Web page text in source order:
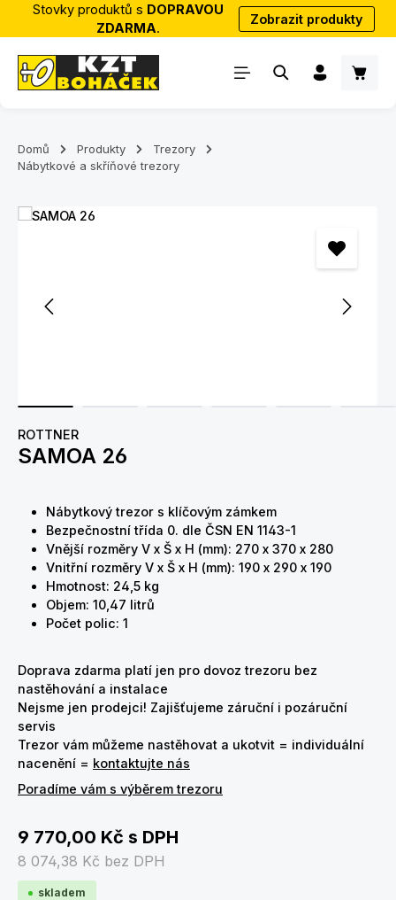
Přejít na hlavní obsah
Stovky produktů s DOPRAVOU
ZDARMA.
Zobrazit produkty
Domů Produkty
Trezory
Nábytkové a skříňové trezory
Přeskočit galerii obrázků
ROTTNER
SAMOA 26
Nábytkový trezor s klíčovým zámkem
Bezpečnostní třída 0. dle ČSN EN 1143-1
Vnější rozměry V x Š x H (mm): 270 x 370 x 280
Vnitřní rozměry V x Š x H (mm): 190 x 290 x 190
Hmotnost: 24,5 kg
Objem: 10,47 litrů
Počet polic: 1
Doprava zdarma platí jen pro dovoz trezoru bez
nastěhování a instalace
Nejsme jen prodejci! Zajišťujeme záruční i pozáruční
servis
Trezor vám můžeme nastěhovat a ukotvit = individuální
nacenění = kontaktujte nás
Poradíme vám s výběrem trezoru
9 770,00 Kč s DPH
8 074,38 Kč bez DPH
skladem